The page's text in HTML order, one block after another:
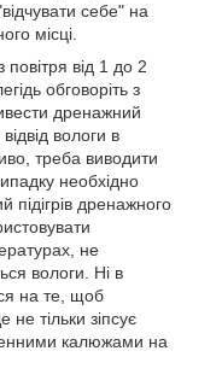
себе" на
місці.
від 1 до 2
обговоріть з
дренажний
вологи в
треба виводити
необхідно
дренажного
не
вологи. Ні в
на те, щоб
тільки зіпсує
калюжами на